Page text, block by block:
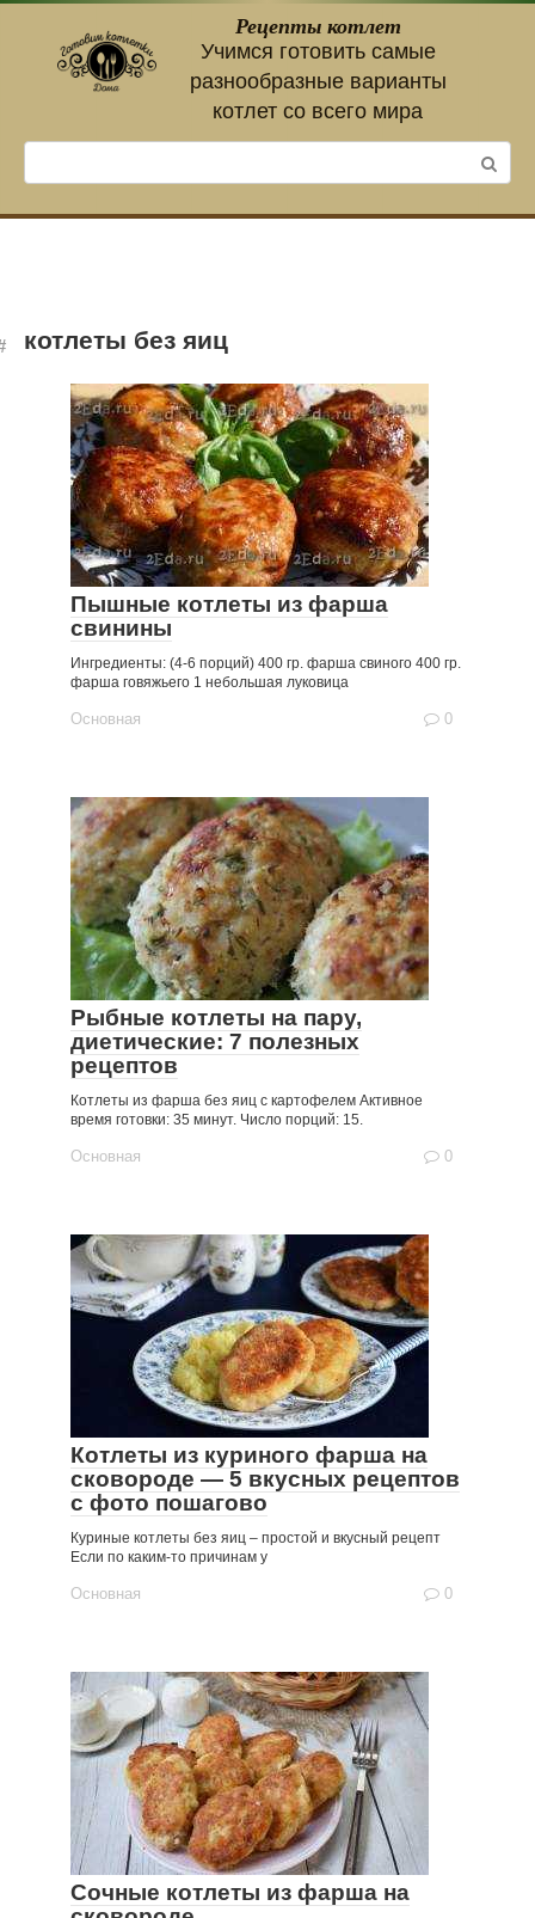
контенту
Рецепты котлет
Учимся готовить самые
разнообразные варианты
котлет со всего мира
котлеты без яиц
Пышные котлеты из фарша
свинины
Ингредиенты: (4-6 порций) 400 гр. фарша свиного 400 гр.
фарша говяжьего 1 небольшая луковица
Основная 0
Рыбные котлеты на пару,
диетические: 7 полезных
рецептов
Котлеты из фарша без яиц с картофелем Активное
время готовки: 35 минут. Число порций: 15.
Основная 0
Котлеты из куриного фарша на
сковороде — 5 вкусных рецептов
с фото пошагово
Куриные котлеты без яиц – простой и вкусный рецепт
Если по каким-то причинам у
Основная 0
Сочные котлеты из фарша на